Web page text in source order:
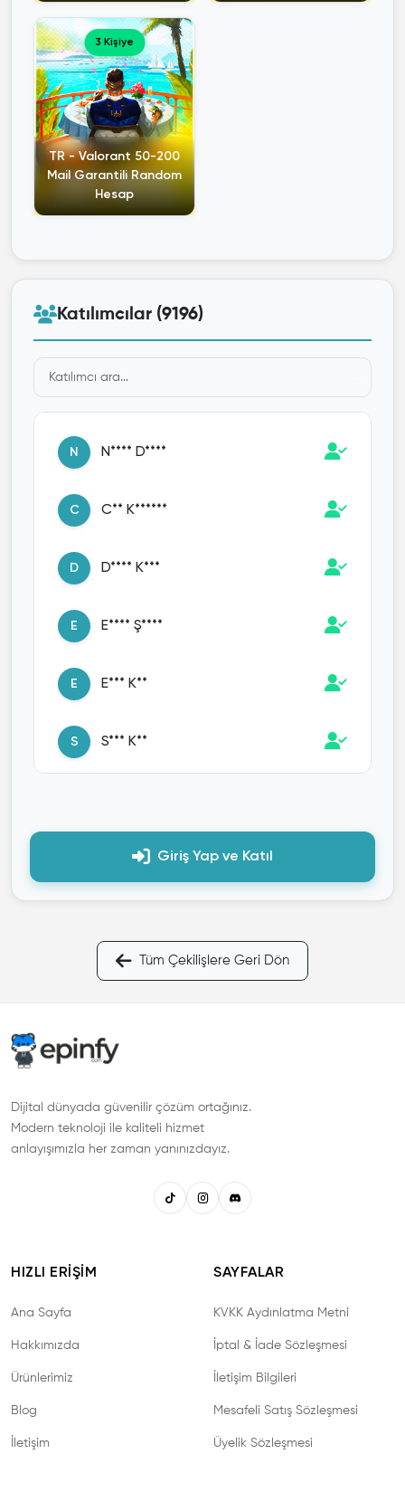
3 Kişiye
TR - Valorant 50-200
Mail Garantili Random
Hesap
Katılımcılar (9196)
N N**** D****
C C** K******
D D**** K***
E E**** Ş****
E E*** K**
S S*** K**
D*** K******
N N**** D*****
A**** K******
Z
S
C
Giriş Yap ve Katıl
Tüm Çekilişlere Geri Dön
Dijital dünyada güvenilir çözüm ortağınız.
Modern teknoloji ile kaliteli hizmet
anlayışımızla her zaman yanınızdayız.
HIZLI ERIŞIM
Ana Sayfa
Hakkımızda
Ürünlerimiz
Blog
İletişim
SAYFALAR
KVKK Aydınlatma Metni
İptal & İade Sözleşmesi
İletişim Bilgileri
Mesafeli Satış Sözleşmesi
Üyelik Sözleşmesi